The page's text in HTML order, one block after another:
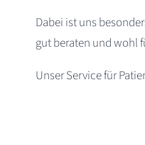
Dabei ist uns
gut beraten und wohl
Unser Service für